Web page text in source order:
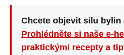
Chcete objevit sílu bylin
Prohlédněte si naše e-
praktickými recepty a